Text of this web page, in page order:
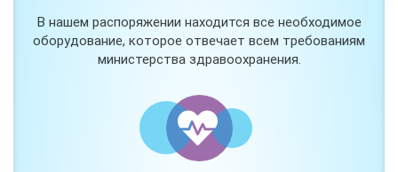
В нашем распоряжении находится все необходимое
оборудование, которое отвечает всем требованиям
министерства здравоохранения.
спортсменам и беременным женщинам.
Специальная цена — 3000 ₽.
и расскажем подробнее!